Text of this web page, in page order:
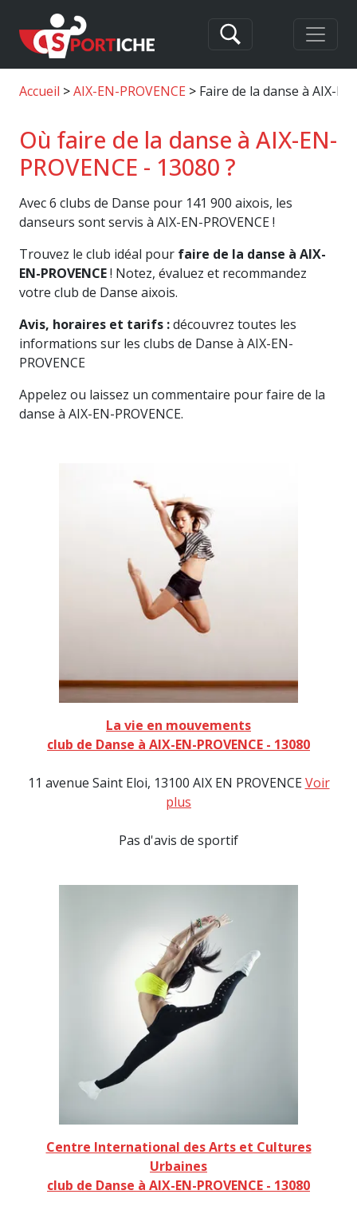
Accueil AIX-EN-PROVENCE Faire de la danse à AIX-
Où faire de la danse à AIX-EN-
PROVENCE - 13080 ?
Avec 6 clubs de Danse pour 141 900 aixois, les
danseurs sont servis à AIX-EN-PROVENCE !
Trouvez le club idéal pour faire de la danse à AIX-
EN-PROVENCE! Notez, évaluez et recommandez
votre club de Danse aixois.
Avis, horaires et tarifs :découvrez toutes les
informations sur les clubs de Danse à AIX-EN-
PROVENCE
Appelez ou laissez un commentaire pour faire de la
danse à AIX-EN-PROVENCE.
La vie en mouvements
club de Danse à AIX-EN-PROVENCE - 13080
11 avenue Saint Eloi, 13100 AIX EN PROVENCEVoir
plus
Pas d'avis de sportif
Centre International des Arts et Cultures
Urbaines
club de Danse à AIX-EN-PROVENCE - 13080